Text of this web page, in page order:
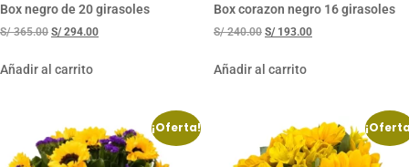
Box negro de 20 girasoles
S/365.00 S/ 294.00
Añadir al carrito
Box corazon negro 16 girasoles
S/240.00 S/ 193.00
Añadir al carrito
¡Oferta!